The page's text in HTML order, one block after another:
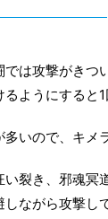
では攻撃がき
ようにすると1
いので、キメ
裂き、邪魂冥
ながら攻撃し